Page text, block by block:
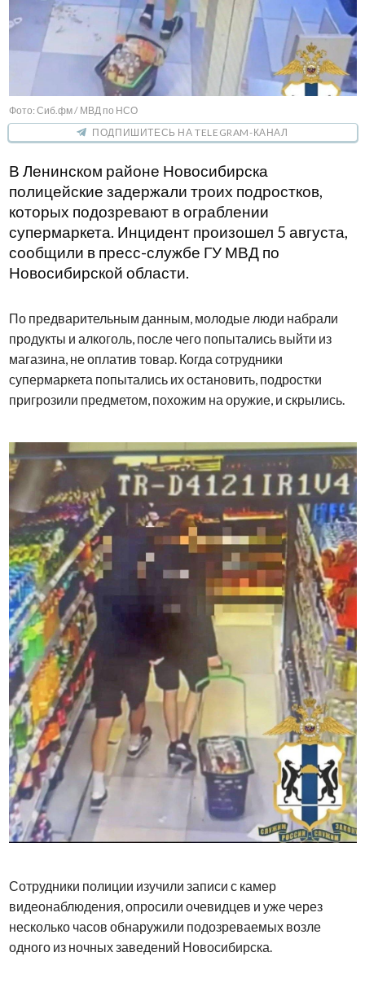
Фото: Сиб.фм / МВД по НСО
ПОДПИШИТЕСЬ НА TELEGRAM-КАНАЛ
В Ленинском районе Новосибирска
полицейские задержали троих подростков,
которых подозревают в ограблении
супермаркета. Инцидент произошел 5 августа,
сообщили в пресс-службе ГУ МВД по
Новосибирской области.
По предварительным данным, молодые люди набрали
продукты и алкоголь, после чего попытались выйти из
магазина, не оплатив товар. Когда сотрудники
супермаркета попытались их остановить, подростки
пригрозили предметом, похожим на оружие, и скрылись.
Сотрудники полиции изучили записи с камер
видеонаблюдения, опросили очевидцев и уже через
несколько часов обнаружили подозреваемых возле
одного из ночных заведений Новосибирска.